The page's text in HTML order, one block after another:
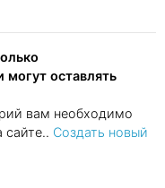
могут оставлять
вам необходимо
сайте.. Создать новый